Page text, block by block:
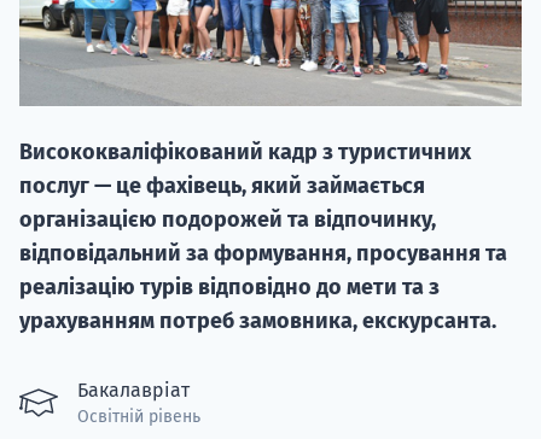
Висококваліфікований кадр з туристичних
послуг — це фахівець, який займається
організацією подорожей та відпочинку,
відповідальний за формування, просування та
реалізацію турів відповідно до мети та з
урахуванням потреб замовника, екскурсанта.
Бакалавріат
Освітній рівень
НАБІР
вступ на